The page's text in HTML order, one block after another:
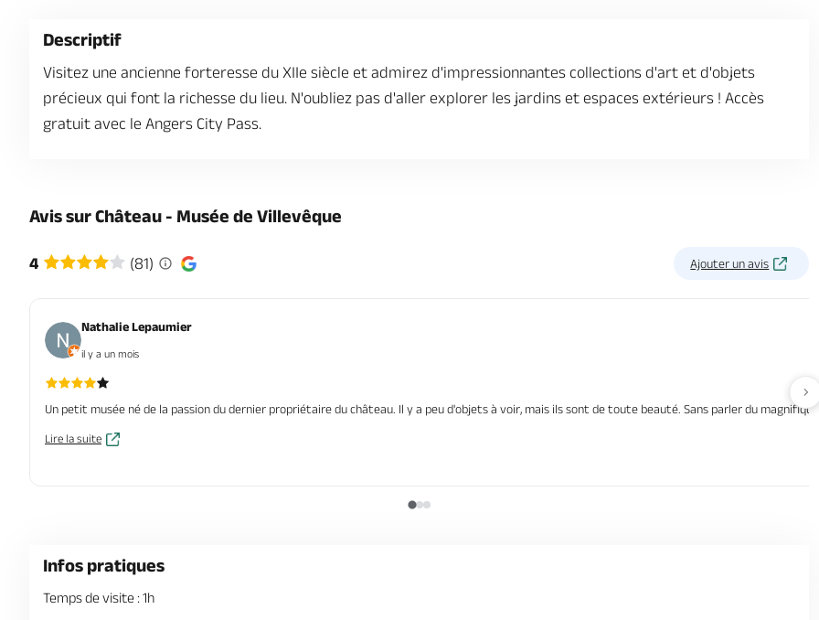
Descriptif
Visitez une ancienne forteresse du XIIe siècle et admirez d'impressionnantes collections d'art et d'objets
précieux qui font la richesse du lieu. N'oubliez pas d'aller explorer les jardins et espaces extérieurs ! Accès
gratuit avec le Angers City Pass.
Avis sur Château - Musée de Villevêque
4 (81) Ajouter un avis
Nathalie Lepaumier
il y a un mois
Un petit musée né de la passion du dernier propriétaire du château. Il y a peu d'objets à voir, mais ils sont de toute beauté. Sans parler du
Lire la suite
Infos pratiques
Temps de visite : 1h